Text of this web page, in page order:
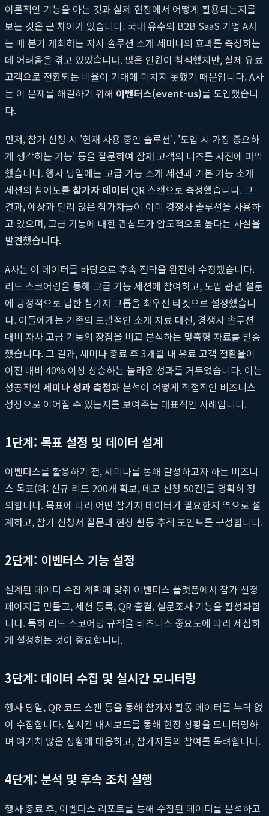
이론적인 기능을 아는 것과 실제 현장에서 어떻게 활용되는지를
보는 것은 큰 차이가 있습니다. 국내 유수의 B2B SaaS 기업 A사
는 매 분기 개최하는 자사 솔루션 소개 세미나의 효과를 측정하는
데 어려움을 겪고 있었습니다. 많은 인원이 참석했지만, 실제 유료
고객으로 전환되는 비율이 기대에 미치지 못했기 때문입니다. A사
는 이 문제를 해결하기 위해 이벤터스(event-us)를 도입했습니
다.
먼저, 참가 신청 시 '현재 사용 중인 솔루션', '도입 시 가장 중요하
게 생각하는 기능' 등을 질문하여 잠재 고객의 니즈를 사전에 파악
했습니다. 행사 당일에는 고급 기능 소개 세션과 기본 기능 소개
세션의 참여도를 참가자 데이터 QR 스캔으로 측정했습니다. 그
결과, 예상과 달리 많은 참가자들이 이미 경쟁사 솔루션을 사용하
고 있으며, 고급 기능에 대한 관심도가 압도적으로 높다는 사실을
발견했습니다.
A사는 이 데이터를 바탕으로 후속 전략을 완전히 수정했습니다.
리드 스코어링을 통해 고급 기능 세션에 참여하고, 도입 관련 설문
에 긍정적으로 답한 참가자 그룹을 최우선 타겟으로 설정했습니
다. 이들에게는 기존의 포괄적인 소개 자료 대신, 경쟁사 솔루션
대비 자사 고급 기능의 장점을 비교 분석하는 맞춤형 자료를 발송
했습니다. 그 결과, 세미나 종료 후 3개월 내 유료 고객 전환율이
이전 대비 40% 이상 상승하는 놀라운 성과를 거두었습니다. 이는
성공적인 세미나 성과 측정과 분석이 어떻게 직접적인 비즈니스
성장으로 이어질 수 있는지를 보여주는 대표적인 사례입니다.
1단계: 목표 설정 및 데이터 설계
이벤터스를 활용하기 전, 세미나를 통해 달성하고자 하는 비즈니
스 목표(예: 신규 리드 200개 확보, 데모 신청 50건)를 명확히 정
의합니다. 목표에 따라 어떤 참가자 데이터가 필요한지 역으로 설
계하고, 참가 신청서 질문과 현장 활동 추적 포인트를 구성합니다.
2단계: 이벤터스 기능 설정
설계된 데이터 수집 계획에 맞춰 이벤터스 플랫폼에서 참가 신청
페이지를 만들고, 세션 등록, QR 출결, 설문조사 기능을 활성화합
니다. 특히 리드 스코어링 규칙을 비즈니스 중요도에 따라 세심하
게 설정하는 것이 중요합니다.
3단계: 데이터 수집 및 실시간 모니터링
행사 당일, QR 코드 스캔 등을 통해 참가자 활동 데이터를 누락 없
이 수집합니다. 실시간 대시보드를 통해 현장 상황을 모니터링하
며 예기치 않은 상황에 대응하고, 참가자들의 참여를 독려합니다.
4단계: 분석 및 후속 조치 실행
행사 종료 후, 이벤터스 리포트를 통해 수집된 데이터를 분석하고